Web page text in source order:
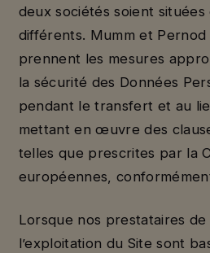
deux sociétés soient situées
différents. Mumm et Pernod
prennent les mesures
la sécurité des Données
pendant le transfert et au
mettant en œuvre des
telles que prescrites par la
européennes,
Lorsque nos prestataires
l’exploitation du Site sont